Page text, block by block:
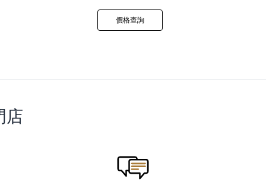
價格查詢
店